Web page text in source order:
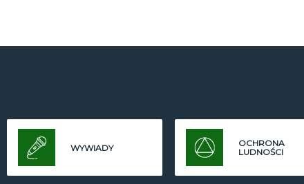
WYWIADY
OCHRONA
LUDNOŚCI